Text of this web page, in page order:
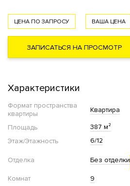
ЦЕНА ПО ЗАПРОСУ ВАША ЦЕНА
ЗАПИСАТЬСЯ НА ПРОСМОТР
Характеристики
Формат пространства
квартиры
Квартира
Площадь
387 м²
Этаж/Этажность
6/12
Отделка Без отделки
Комнат
9